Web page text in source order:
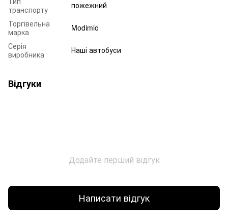
транспорту
пожежний
Торгівельна
марка
Modimio
Серія
виробника
Наші автобуси
Відгуки
Додайте перший відгук
Написати відгук